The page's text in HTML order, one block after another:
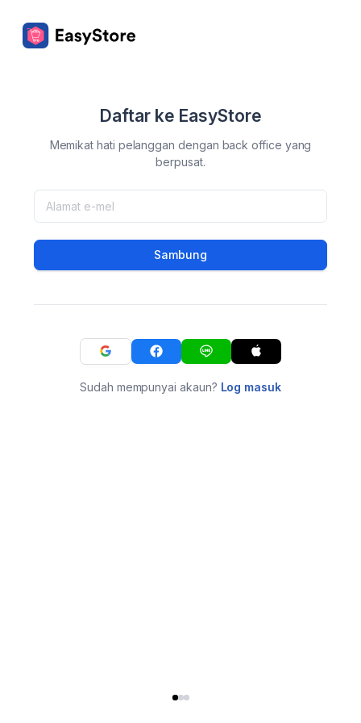
Daftar ke EasyStore
Memikat hati pelanggan dengan back office yang
berpusat.
Sambung
Sudah mempunyai akaun? Log masuk